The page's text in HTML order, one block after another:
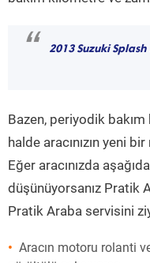
“ 2013 Suzuki Splash
Bazen, periyodik
halde aracınızın yeni
Eğer aracınızda
düşünüyorsanız Pratik
Pratik Araba servisini
Aracın motoru rolanti